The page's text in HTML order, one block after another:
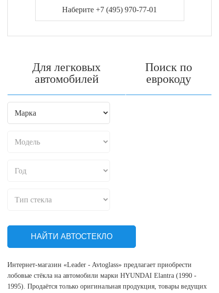
Наберите +7 (495) 970-77-01
Для легковых
автомобилей
Поиск по
еврокоду
НАЙТИ АВТОСТЕКЛО
Интернет-магазин «Leader - Avtoglass» предлагает приобрести
лобовые стёкла на автомобили марки HYUNDAI Elantra (1990 -
1995). Продаётся только оригинальная продукция, товары ведущих